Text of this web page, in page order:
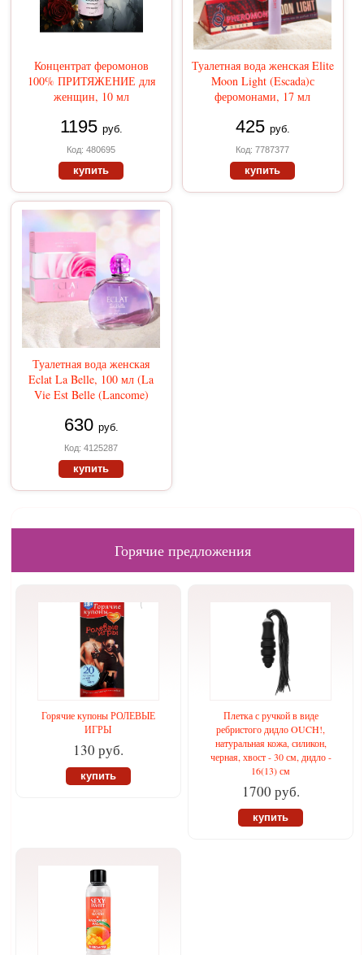
Концентрат феромонов
100% ПРИТЯЖЕНИЕ для
женщин, 10 мл
1195 руб.
Код: 480695
купить
Туалетная вода женская Elite
Moon Light (Escada)с
феромонами, 17 мл
425 руб.
Код: 7787377
купить
Туалетная вода женская
Eclat La Belle, 100 мл (La
Vie Est Belle (Lancome)
630 руб.
Код: 4125287
купить
Горячие предложения
Горячие купоны РОЛЕВЫЕ
ИГРЫ
130 руб.
купить
Плетка с ручкой в виде
ребристого дидло OUCH!,
натуральная кожа, силикон,
черная, хвост - 30 см, дидло -
16(13) см
1700 руб.
купить